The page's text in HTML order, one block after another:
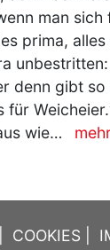
man
prima,
denn gibt
für
wie…
COOKIES